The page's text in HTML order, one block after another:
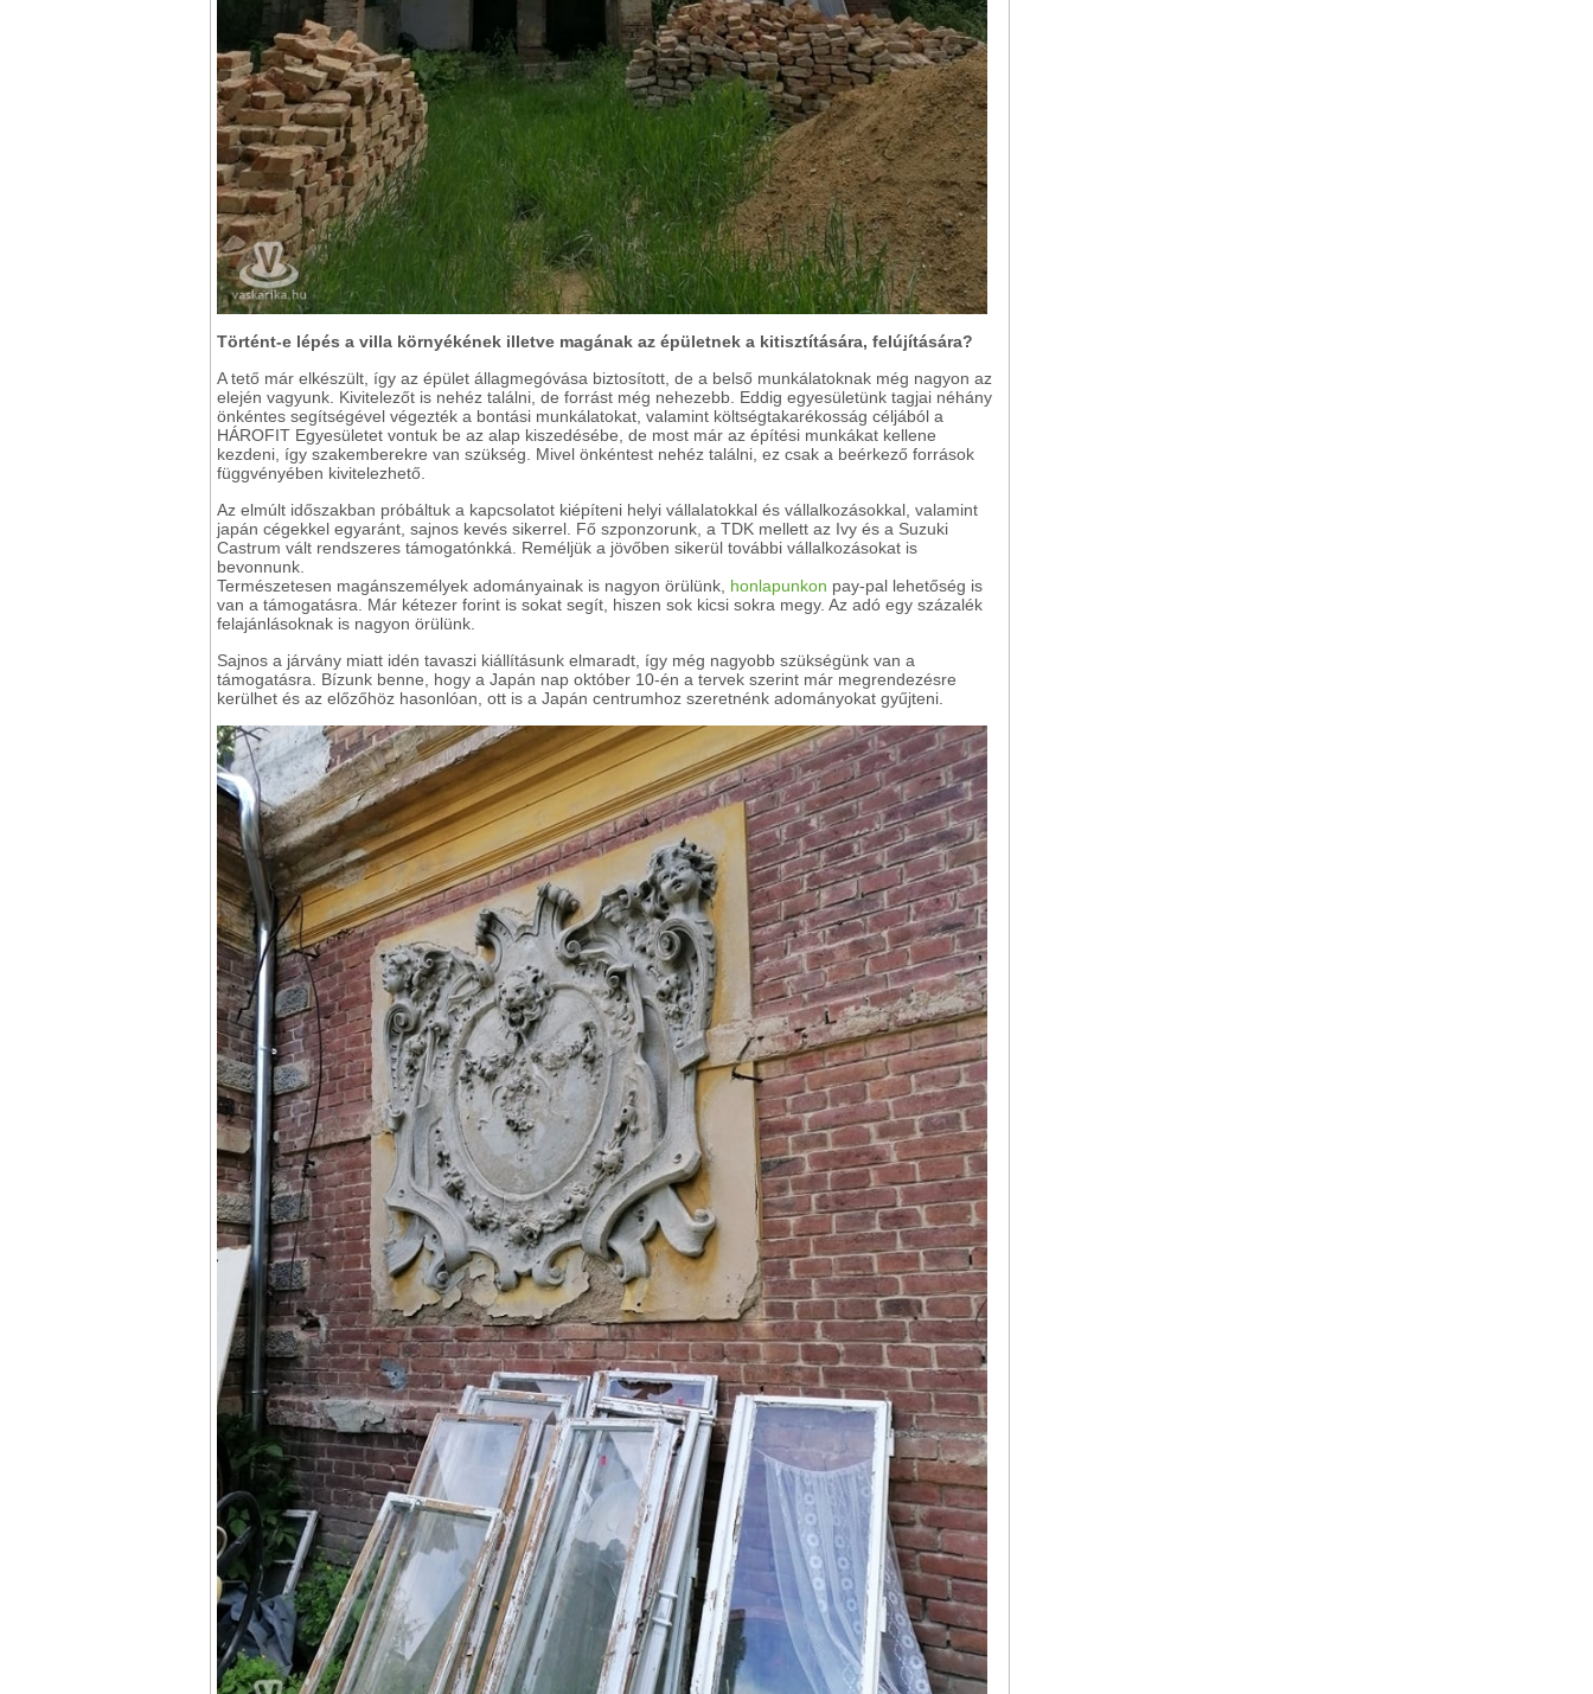
Történt-e lépés a villa környékének illetve magának az épületnek a kitisztítására, felújítására?
A tető már elkészült, így az épület állagmegóvása biztosított, de a belső munkálatoknak még nagyon az
elején vagyunk. Kivitelezőt is nehéz találni, de forrást még nehezebb. Eddig egyesületünk tagjai néhány
önkéntes segítségével végezték a bontási munkálatokat, valamint költségtakarékosság céljából a
HÁROFIT Egyesületet vontuk be az alap kiszedésébe, de most már az építési munkákat kellene
kezdeni, így szakemberekre van szükség. Mivel önkéntest nehéz találni, ez csak a beérkező források
függvényében kivitelezhető.
Az elmúlt időszakban próbáltuk a kapcsolatot kiépíteni helyi vállalatokkal és vállalkozásokkal, valamint
japán cégekkel egyaránt, sajnos kevés sikerrel. Fő szponzorunk, a TDK mellett az Ivy és a Suzuki
Castrum vált rendszeres támogatónkká. Reméljük a jövőben sikerül további vállalkozásokat is
bevonnunk.
Természetesen magánszemélyek adományainak is nagyon örülünk, honlapunkon pay-pal lehetőség is
van a támogatásra. Már kétezer forint is sokat segít, hiszen sok kicsi sokra megy. Az adó egy százalék
felajánlásoknak is nagyon örülünk.
Sajnos a járvány miatt idén tavaszi kiállításunk elmaradt, így még nagyobb szükségünk van a
támogatásra. Bízunk benne, hogy a Japán nap október 10-én a tervek szerint már megrendezésre
kerülhet és az előzőhöz hasonlóan, ott is a Japán centrumhoz szeretnénk adományokat gyűjteni.